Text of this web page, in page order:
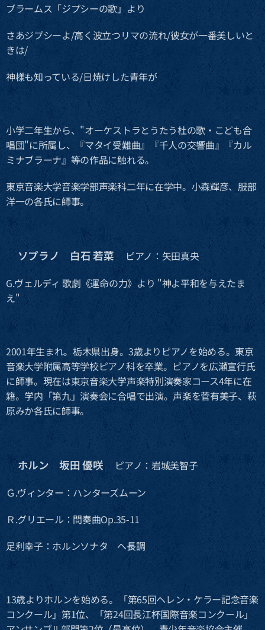
ブラームス「ジプシーの歌」より
さあジプシーよ/高く波立つリマの流れ/彼女が一番美しいと
きは/
神様も知っている/日焼けした青年が
小学二年生から、"オーケストラとうたう杜の歌・こども合
唱団"に所属し、『マタイ受難曲』『千人の交響曲』『カル
ミナブラーナ』等の作品に触れる。
東京音楽大学音楽学部声楽科二年に在学中。小森輝彦、服部
洋一の各氏に師事。
ソプラノ 白石 若菜
ピアノ：矢田真央
G.ヴェルディ 歌劇《運命の力》より "神よ平和を与えたま
え"
2001年生まれ。栃木県出身。3歳よりピアノを始める。東京
音楽大学附属高等学校ピアノ科を卒業。ピアノを広瀬宣行氏
に師事。現在は東京音楽大学声楽特別演奏家コース4年に在
籍。学内「第九」演奏会に合唱で出演。声楽を菅有美子、萩
原みか各氏に師事。
🔶 ホルン 坂田 優咲
ピアノ：岩城美智子
Ｇ.ヴィンター：ハンターズムーン
Ｒ.グリエール：間奏曲Op.35-11
足利幸子：ホルンソナタ ヘ長調
13歳よりホルンを始める。「第65回ヘレン・ケラー記念音楽
コンクール」第1位、「第24回長江杯国際音楽コンクール」